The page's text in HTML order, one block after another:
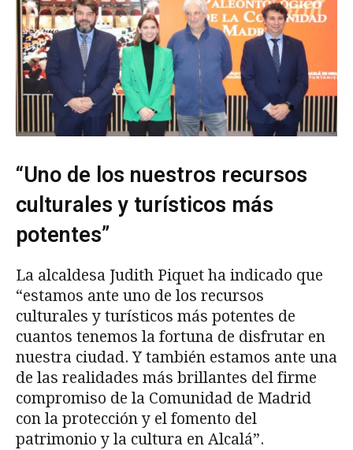
“Uno de los nuestros recursos
culturales y turísticos más
potentes”
La alcaldesa Judith Piquet ha indicado que
“estamos ante uno de los recursos
culturales y turísticos más potentes de
cuantos tenemos la fortuna de disfrutar en
nuestra ciudad. Y también estamos ante una
de las realidades más brillantes del firme
compromiso de la Comunidad de Madrid
con la protección y el fomento del
patrimonio y la cultura en Alcalá”.